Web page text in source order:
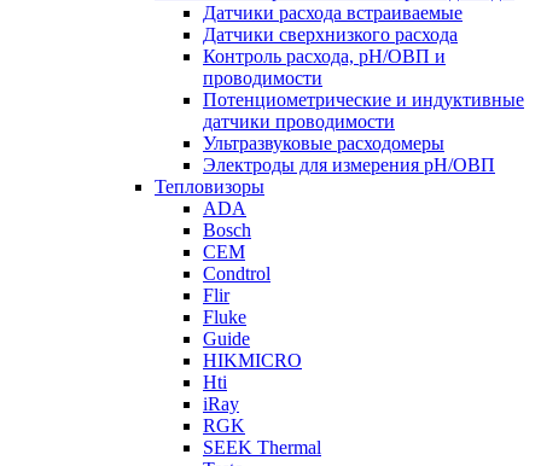
Датчики расхода встраиваемые
Датчики сверхнизкого расхода
Контроль расхода, pH/ОВП и
проводимости
Потенциометрические и индуктивные
датчики проводимости
Ультразвуковые расходомеры
Электроды для измерения рH/ОВП
Тепловизоры
ADA
Bosch
CEM
Condtrol
Flir
Fluke
Guide
HIKMICRO
Hti
iRay
RGK
SEEK Thermal